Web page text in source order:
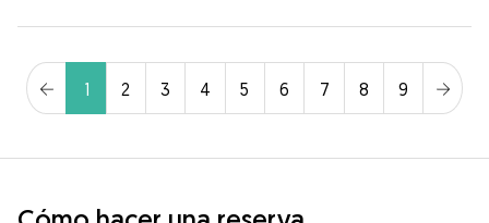
1 2 3 4 5 6 7 8 9